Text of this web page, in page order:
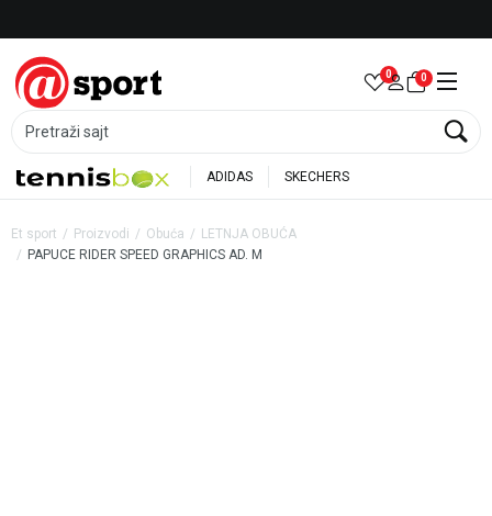
Pretraži sajt
0 0
ADIDAS SKECHERS
Et sport Proizvodi Obuća
LETNJA OBUĆA
PAPUCE RIDER SPEED GRAPHICS AD. M